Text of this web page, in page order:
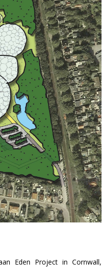
Eden Project in Cornwall,